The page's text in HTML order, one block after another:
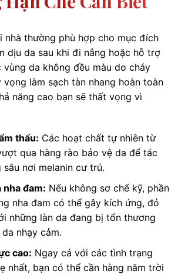
nhà thường phù hợp cho mục đích
dịu da sau khi đi nắng hoặc hỗ trợ
vùng da không đều màu do cháy
vọng làm sạch tàn nhang hoàn toàn
năng cao bạn sẽ thất vọng vì
thấu: Các hoạt chất tự nhiên từ
qua hàng rào bảo vệ da để tác
nơi melanin cư trú.
nha đam: Nếu không sơ chế kỹ, phần
nha đam có thể gây kích ứng, đỏ
những làn da đang bị tổn thương
nhạy cảm.
cao: Ngay cả với các tình trạng
nhất, bạn có thể cần hàng năm trời